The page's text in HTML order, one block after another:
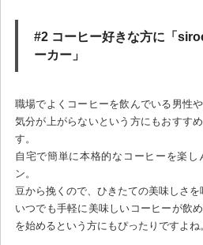
#2 コーヒー好きな方に「
ーカー」
職場でよくコーヒーを飲んでいる男性
気分が上がらないという方にもおすす
す。
自宅で簡単に本格的なコーヒーを楽
ン。
豆から挽くので、ひきたての美味しさを
いつでも手軽に美味しいコーヒーが飲
を始めるという方にもぴったりですよね